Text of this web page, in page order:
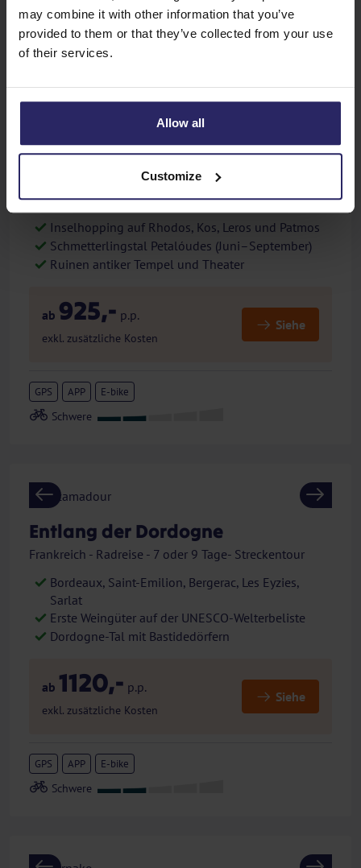
may combine it with other information that you’ve
provided to them or that they’ve collected from your use
of their services.
Allow all
Customize
GPS APP E-bike
Previous Next
Griechenland - Radreise - 11 oder 15 Tage- Rundreise
Inselhopping auf Rhodos, Kos, Leros und Patmos
Schmetterlingstal Petalóudes (Juni–September)
Ruinen antiker Tempel und Theater
ab 925,- p.p.
exkl. zusätzliche Kosten
Siehe
GPS APP E-bike
Previous Next
Entlang der Dordogne
Frankreich - Radreise - 7 oder 9 Tage- Streckentour
Bordeaux, Saint-Emilion, Bergerac, Les Eyzies,
Sarlat
Erste Weingüter auf der UNESCO-Welterbeliste
Dordogne-Tal mit Bastidedörfern
ab 1120,- p.p.
exkl. zusätzliche Kosten
Siehe
GPS APP E-bike